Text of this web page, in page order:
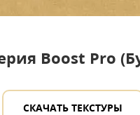
Boost Pro
СКАЧАТЬ ТЕКСТУРЫ